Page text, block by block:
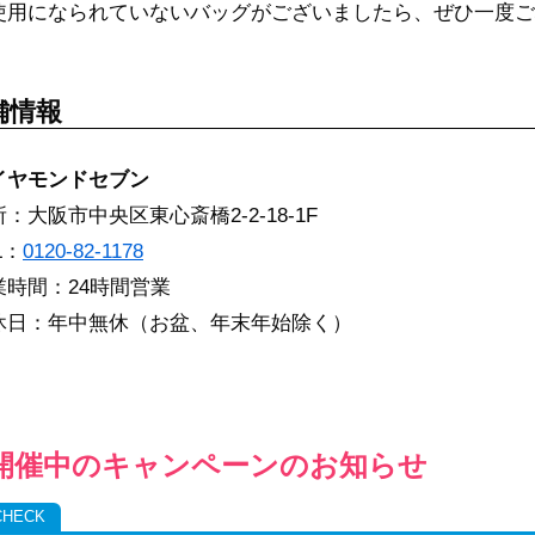
用になられていないバッグがございましたら、ぜひ一度ご
情報
ヤモンドセブン
：大阪市中央区東心斎橋2-2-18-1F
0120-82-1178
時間：24時間営業
日：年中無休（お盆、年末年始除く）
催中のキャンペーンのお知らせ